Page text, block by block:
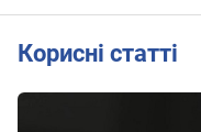
Корисні статті